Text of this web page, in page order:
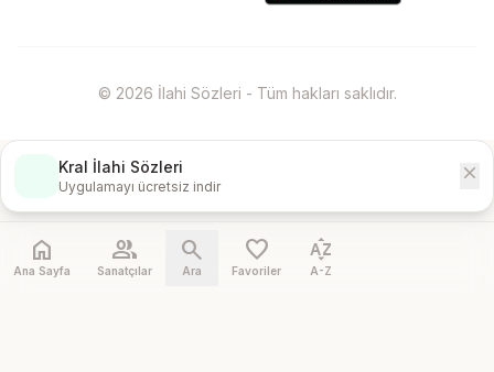
© 2026 İlahi Sözleri - Tüm hakları saklıdır.
Kral İlahi Sözleri
Uygulamayı ücretsiz indir
close
home
Ana Sayfa
people
Sanatçılar
search
Ara
favorite
Favoriler
sort_by_alpha
A-Z